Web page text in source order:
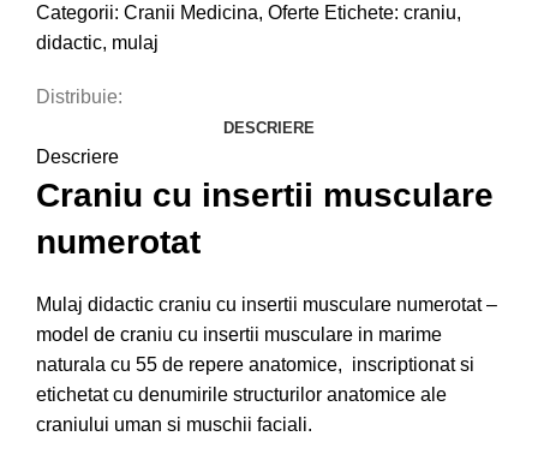
Categorii: Cranii Medicina, Oferte Etichete: craniu,
didactic, mulaj
Distribuie:
DESCRIERE
Descriere
Craniu cu insertii musculare
numerotat
Mulaj didactic craniu cu insertii musculare numerotat –
model de craniu cu insertii musculare in marime
naturala cu 55 de repere anatomice, inscriptionat si
etichetat cu denumirile structurilor anatomice ale
craniului uman si muschii faciali.